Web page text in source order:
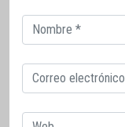
Correo
electrónico
Correo
electrónico
Web